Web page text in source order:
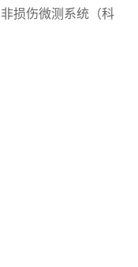
损伤微测系统（科